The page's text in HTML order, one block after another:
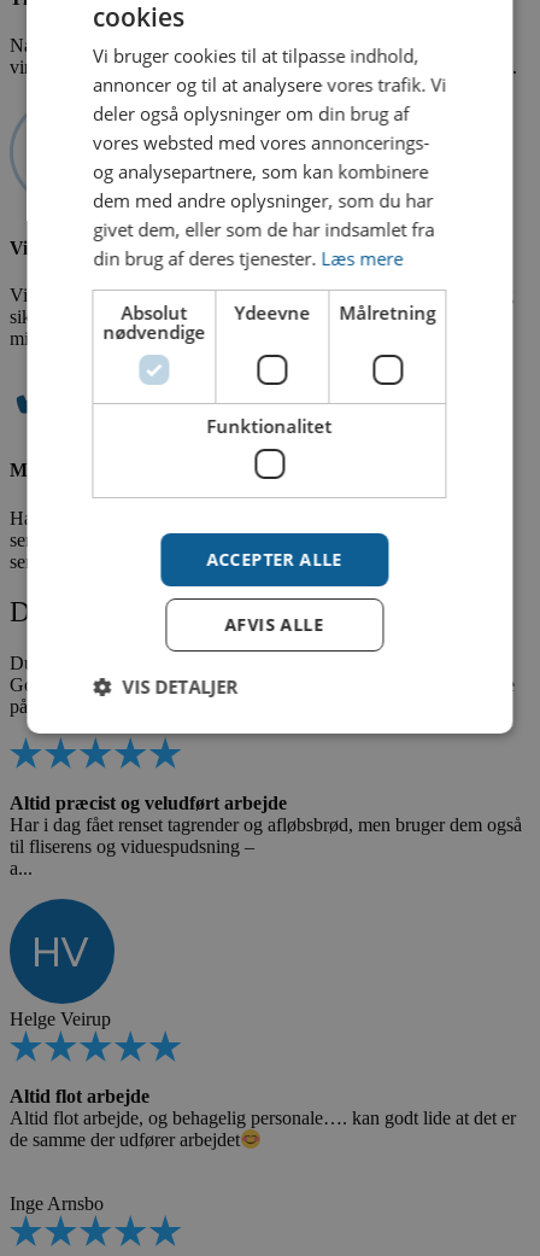
Når vi er blevet enige om opgaven, får du et tilbud og en pris på
vinduespudsningen, som du skal godkende, før vi kan aftale en tid.
Vinduespudsning
Vi pudser og renser dine vinduer som aftalt. Vores rentvandsanlæg
sikrer en skånsom rengøring med blødt vand frit for kalk og
mineraler.
✔
Mulighed for serviceordning i Hinnerup
Har du brug for jævnlig vinduespudsning, kan du få lavet en fast
serviceaftale med os. Vi aftaler et interval for vinduespudsning og
sender altid en SMS 1-2 dage, før vi kommer.
Det siger vores kunder
Du kan her læse et udsnit af vores anmeldelser fra Trustpilot og
Google. Du har mulighed for at læse flere anmeldelser ved at klike
på Trustpilot ikonet.
Altid præcist og veludført arbejde
Har i dag fået renset tagrender og afløbsbrød, men bruger dem også
til fliserens og viduespudsning –
a...
Helge Veirup
Altid flot arbejde
Altid flot arbejde, og behagelig personale…. kan godt lide at det er
de samme der udfører arbejdet
Inge Arnsbo
cookies
Vi bruger cookies til at tilpasse indhold,
annoncer og til at analysere vores trafik. Vi
deler også oplysninger om din brug af
vores websted med vores annoncerings-
og analysepartnere, som kan kombinere
dem med andre oplysninger, som du har
givet dem, eller som de har indsamlet fra
din brug af deres tjenester. Læs mere
Absolut
nødvendige
Ydeevne Målretning
Funktionalitet
ACCEPTER ALLE
AFVIS ALLE
VIS DETALJER